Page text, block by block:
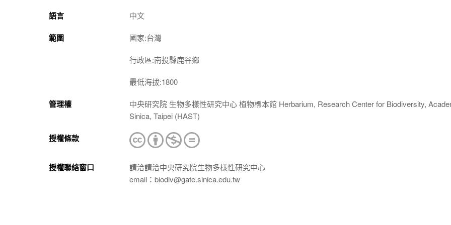
語言 中文
範圍 國家:台灣
行政區:南投縣鹿谷鄉
最低海拔:1800
管理權
中央研究院 生物多樣性研究中心 植物標本館 Herbarium, Research Center for Biodiversity,
Sinica, Taipei (HAST)
授權條款
授權聯絡窗口
請洽請洽中央研究院生物多樣性研究中心
email：biodiv@gate.sinica.edu.tw